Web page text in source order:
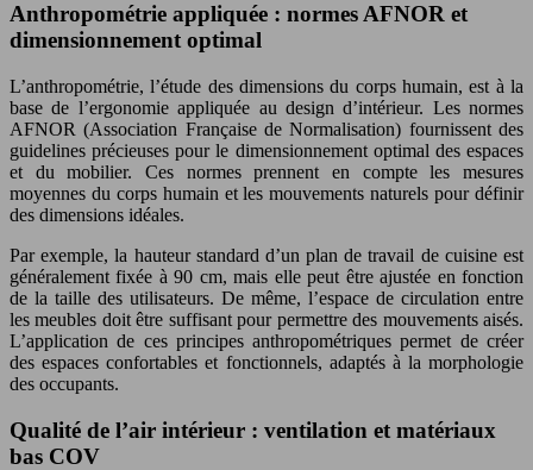
Anthropométrie appliquée : normes AFNOR et
dimensionnement optimal
L’anthropométrie, l’étude des dimensions du corps humain, est à la
base de l’ergonomie appliquée au design d’intérieur. Les normes
AFNOR (Association Française de Normalisation) fournissent des
guidelines précieuses pour le dimensionnement optimal des espaces
et du mobilier. Ces normes prennent en compte les mesures
moyennes du corps humain et les mouvements naturels pour définir
des dimensions idéales.
Par exemple, la hauteur standard d’un plan de travail de cuisine est
généralement fixée à 90 cm, mais elle peut être ajustée en fonction
de la taille des utilisateurs. De même, l’espace de circulation entre
les meubles doit être suffisant pour permettre des mouvements aisés.
L’application de ces principes anthropométriques permet de créer
des espaces confortables et fonctionnels, adaptés à la morphologie
des occupants.
Qualité de l’air intérieur : ventilation et matériaux
bas COV